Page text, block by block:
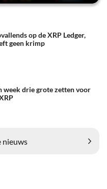
op de XRP Ledger,
geen krimp
week drie grote zetten voor
nieuws